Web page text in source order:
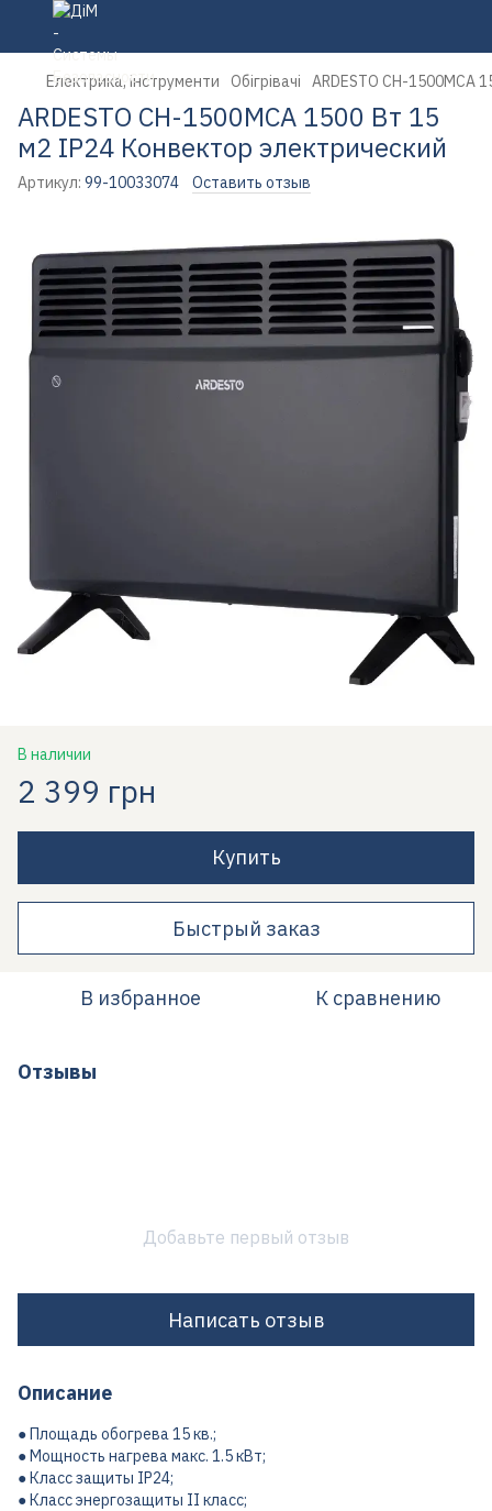
Електрика, інструменти Обігрівачі ARDESTO CH-1500MCA
ARDESTO CH-1500MCA 1500 Вт 15
м2 IP24 Конвектор электрический
Артикул: 99-10033074 Оставить отзыв
В наличии
2 399 грн
Купить
Быстрый заказ
В избранное К сравнению
Отзывы
Добавьте первый отзыв
Написать отзыв
Описание
● Площадь обогрева 15 кв.;
● Мощность нагрева макс. 1.5 кВт;
● Класс защиты IP24;
● Класс энергозащиты II класс;